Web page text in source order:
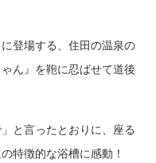
登場する、住田の温泉の
ん』を鞄に忍ばせて道後
と言ったとおりに、座る
特徴的な浴槽に感動！